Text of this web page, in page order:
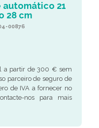
automático 21
28 cm
00876
a partir de 300 € sem
parceiro de seguro de
de IVA a fornecer no
nos para mais